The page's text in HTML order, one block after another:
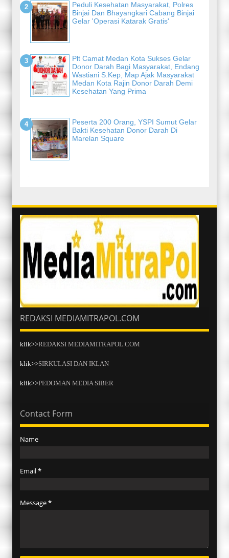
Peduli Kesehatan Masyarakat, Polres
Binjai Dan Bhayangkari Cabang Binjai
Gelar 'Operasi Katarak Gratis'
Plt Camat Medan Kota Sukses Gelar
Donor Darah Bagi Masyarakat, Endang
Wastiani S.Kep, Map Ajak Masyarakat
Medan Kota Rajin Donor Darah Demi
Kesehatan Yang Prima
Peserta 200 Orang, YSPI Sumut Gelar
Bakti Kesehatan Donor Darah Di
Marelan Square
-
REDAKSI MEDIAMITRAPOL.COM
klik>>REDAKSI MEDIAMITRAPOL.COM
klik>>SIRKULASI DAN IKLAN
klik>>PEDOMAN MEDIA SIBER
Contact Form
Name
Email*
Message*